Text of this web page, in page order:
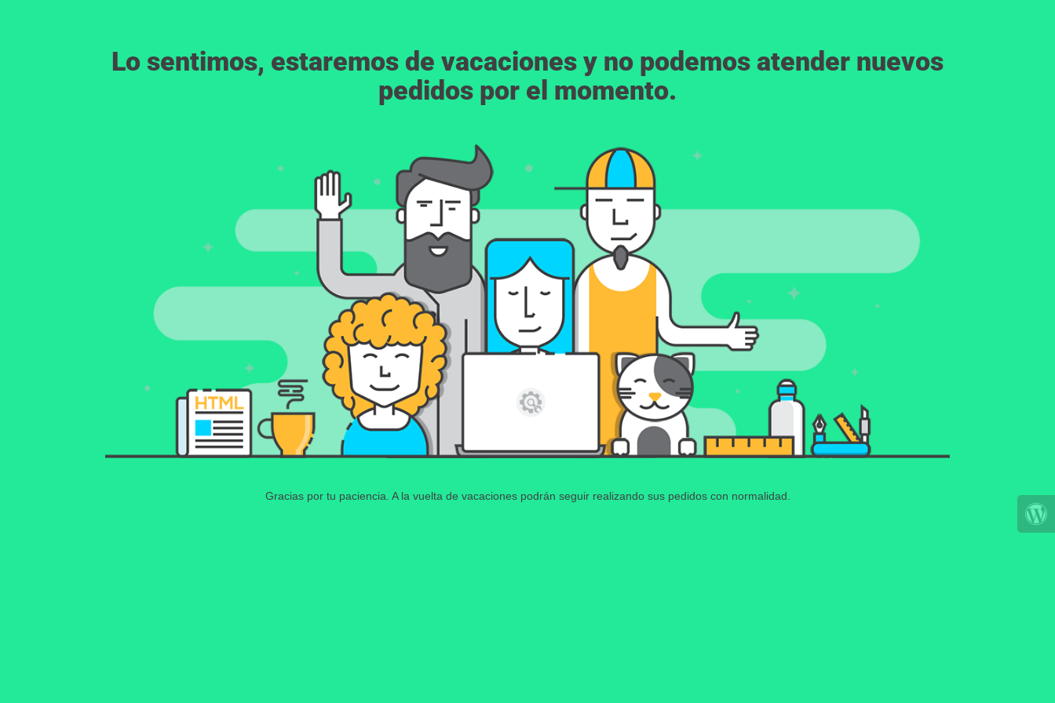
Lo sentimos, estaremos de vacaciones y no podemos atender nuevos
pedidos por el momento.
Gracias por tu paciencia. A la vuelta de vacaciones podrán seguir realizando sus pedidos con normalidad.